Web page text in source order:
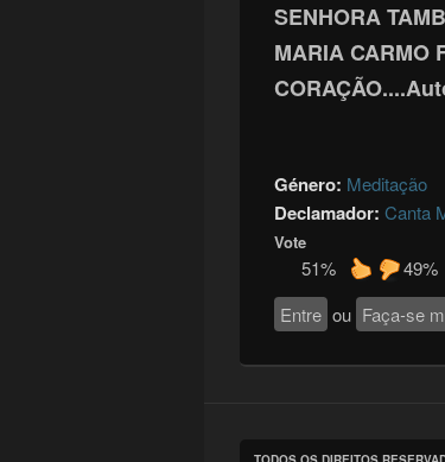
SENHORA
MARIA CARMO
Género: Meditação
Declamador:Canta
Vote
51%
49%
Entre ou Faça-se